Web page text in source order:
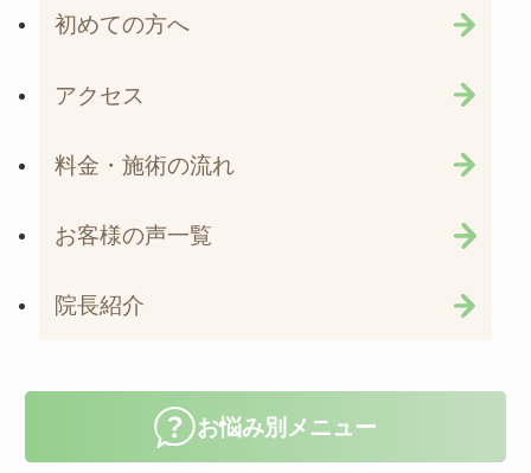
初めての方へ
アクセス
料金・施術の流れ
お客様の声一覧
院長紹介
お悩み別メニュー